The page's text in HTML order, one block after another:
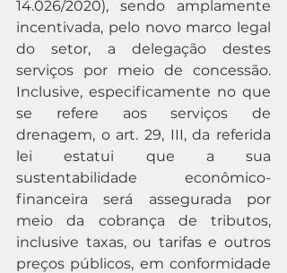
14.026/2020), sendo amplamente
incentivada, pelo novo marco legal
do setor, a delegação destes
serviços por meio de concessão.
Inclusive, especificamente no que
se refere aos serviços de
drenagem, o art. 29, III, da referida
lei estatui que a sua
sustentabilidade econômico-
financeira será assegurada por
meio da cobrança de tributos,
inclusive taxas, ou tarifas e outros
preços públicos, em conformidade